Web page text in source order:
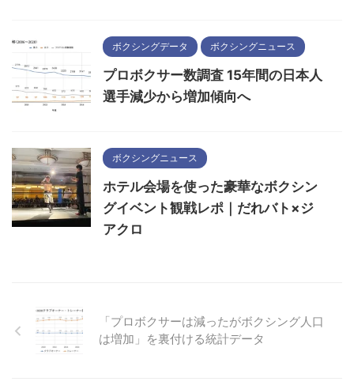
ボクシングデータ ボクシングニュース
プロボクサー数調査 15年間の日本人
選手減少から増加傾向へ
ボクシングニュース
ホテル会場を使った豪華なボクシン
グイベント観戦レポ｜だれバト×ジ
アクロ
「プロボクサーは減ったがボクシング人口
は増加」を裏付ける統計データ